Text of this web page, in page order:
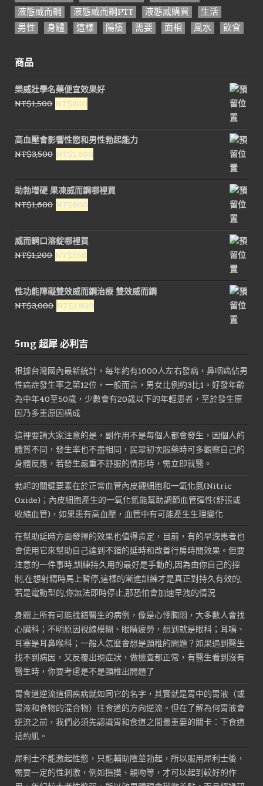
液態威而鋼
液態威而鋼PTT 液態威購買
生活
男性
身體 這樣 陽痿 需要 面相 風水 飲食
商品
樂威壯學名藥便宜效果好
NT$1,500 原
價
格：
NT$1,500。
NT$800
價
格：
NT$800。
高血壓會影響性慾和男性勃起能力
NT$3,500 原
價
格：
NT$3,500。
NT$1,800
價
格：
助勃增硬 果凍威而鋼哪裡買
NT$1,600 原
價
格：
NT$1,600。
NT$800
價
格：
威而鋼口溶錠哪裡買
NT$1,200 原
價
格：
NT$1,200。
NT$550
價
格：
NT$550。
性功能障礙雙效威而鋼治療 雙效威而鋼
NT$3,000 原
格：
NT$1,800
5mg 超犀 必利吉
根據台灣國內最新統計，每年約有1600人左右發病，鼻咽癌佔男
性癌症發生率之第12位，一般而言，男女比例約3比1。好發年齡
為中年40至50歲，少數會有20歲以下的年輕患者，至於發生原
因乃多重原因構成
這裡要請大家注意的是，副作用不是每個人都會發生，因個人的
體質不同，發生率也不盡相同，民眾初次服藥時可多觀察自己的
身體反應，若發生嚴重不舒服的情形時，需立即就醫。
勃起的關鍵要素在於正常血管內皮襯細胞和一氧化氮(Nitric
Oxide)；內皮細胞產生的一氧化氮能幫助調節血管彈性(舒張或
收縮血管)，如果患有高血壓，血管中有可能產生生理變化
在幫助延時方面發揮的效果也值得肯定，目前，有的早洩患者也
會使用它來幫助自己達到不錯的延時和改善行房時間效果。但要
注意的一件事時,訓練持久用的最好是手動的,因為由你自己的控
制,在想射精時馬上暫停,這樣的漸進訓練才是真正對持久有效的,
若是電動型的,你無法即時停止,那恐怕會加速早洩的情況
身體上所有可能找錯醫生的病例，像是心悸胸悶，大多數人會找
心臟科；不明原因視線模糊、眼睛疲勞，想到就是眼科；耳鳴、
耳塞是耳鼻喉科；一般人怎麼會想是頸椎的問題？如果遇到醫生
找不到病因，又反覆出現症狀，做檢查都正常，有醫生看到沒有
醫生時，你要考慮是不是頸椎出問題了
胃食道逆流這個疾病就如同它的名字，其實就是胃中的胃液（或
胃液和食物的混合物）往食道的方向逆流。但在了解為何胃液會
逆流之前，我們必須先認識胃和食道之間最重要的關卡：下食道
括約肌。
犀利士不能激起性慾，只能輔助陰莖勃起，所以服用犀利士後，
需要一定的性刺激，例如撫摸、親吻等，才可以起到較好的作